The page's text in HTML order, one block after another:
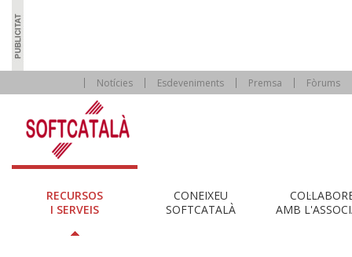
Notícies Esdeveniments Premsa Fòrums
RECURSOS
I SERVEIS
CONEIXEU
SOFTCATALÀ
AMB